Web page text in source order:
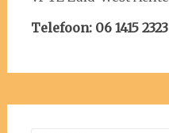
Telefoon: 06 1415 2323